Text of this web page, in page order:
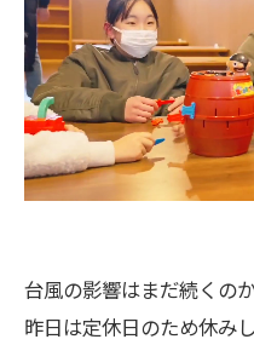
台風の影響はまだ続くの
昨日は定休日のため休み